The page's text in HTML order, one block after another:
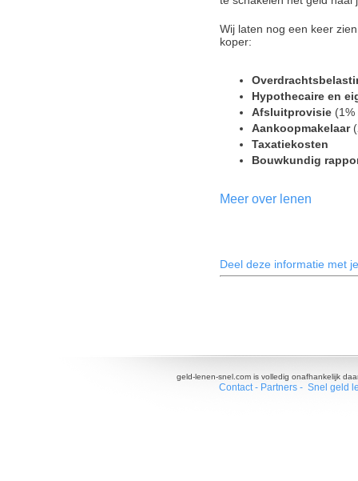
Wij laten nog een keer
koper:
Hypothecaire en
Afsluitprovisie
Aankoopmakelaar
Taxatiekosten
Bouwkundig
Meer over lenen
Deel deze informatie met
geld-lenen-snel.com is volledig onafhankelijk
Contact- Partners- Snel geld